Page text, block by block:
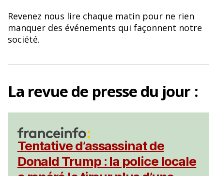
Revenez nous lire chaque matin pour ne rien
manquer des événements qui façonnent notre
société.
La revue de pressedu jour :
Tentative d’assassinat de
Donald Trump : la police locale